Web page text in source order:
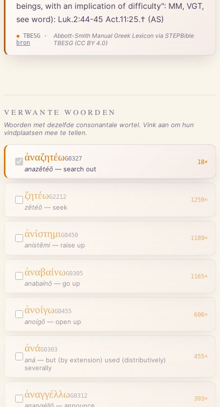
beings, with an implication of difficulty": MM, VGT,
see word): Luk.2:44-45 Act.11:25.† (AS)
◆ TBESG ·
bron
Abbott-Smith Manual Greek Lexicon via STEPBible
TBESG (CC BY 4.0)
VERWANTE WOORDEN
Woorden met dezelfde consonantale wortel. Vink aan om hun
vindplaatsen mee te tellen.
ἀναζητέωG0327
anazētéō — search out
18×
ζητέωG2212
zētéō — seek
1259×
ἀνίστημιG0450
anístēmi — raise up
1189×
ἀναβαίνωG0305
anabaínō — go up
1165×
ἀνοίγωG0455
anoígō — open up
606×
ἀνάG0303
aná — but (by extension) used (distributively)
severally
455×
ἀναγγέλλωG0312 393×